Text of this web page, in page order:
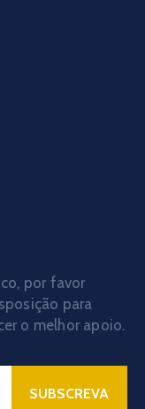
por favor
para
o melhor apoio.